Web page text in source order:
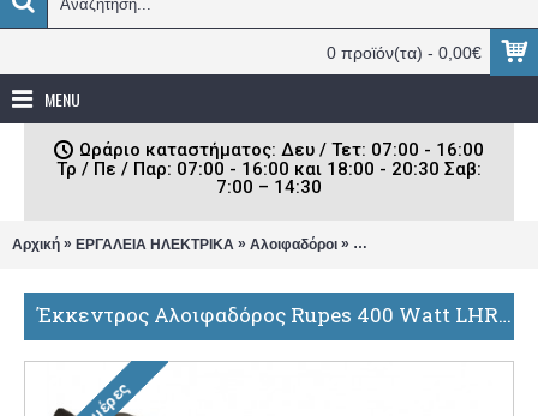
0 προϊόν(τα) - 0,00€
MENU
Ωράριο καταστήματος: Δευ / Τετ: 07:00 - 16:00
Τρ / Πε / Παρ: 07:00 - 16:00 και 18:00 - 20:30 Σαβ:
7:00 – 14:30
Αρχική » ΕΡΓΑΛΕΙΑ ΗΛΕΚΤΡΙΚΑ » Αλοιφαδόροι » Έκκεντρος Αλοιφαδόρος
Έκκεντρος Αλοιφαδόρος Rupes 400 Watt LHR 12 E STD